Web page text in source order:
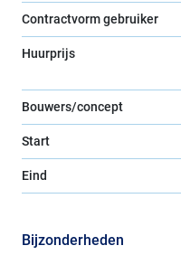
Contractvorm gebruiker
Huurprijs
Bouwers/concept
Start
Eind
Bijzonderheden